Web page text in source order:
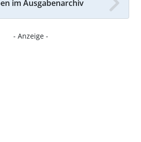
im Ausgabenarchiv
- Anzeige -